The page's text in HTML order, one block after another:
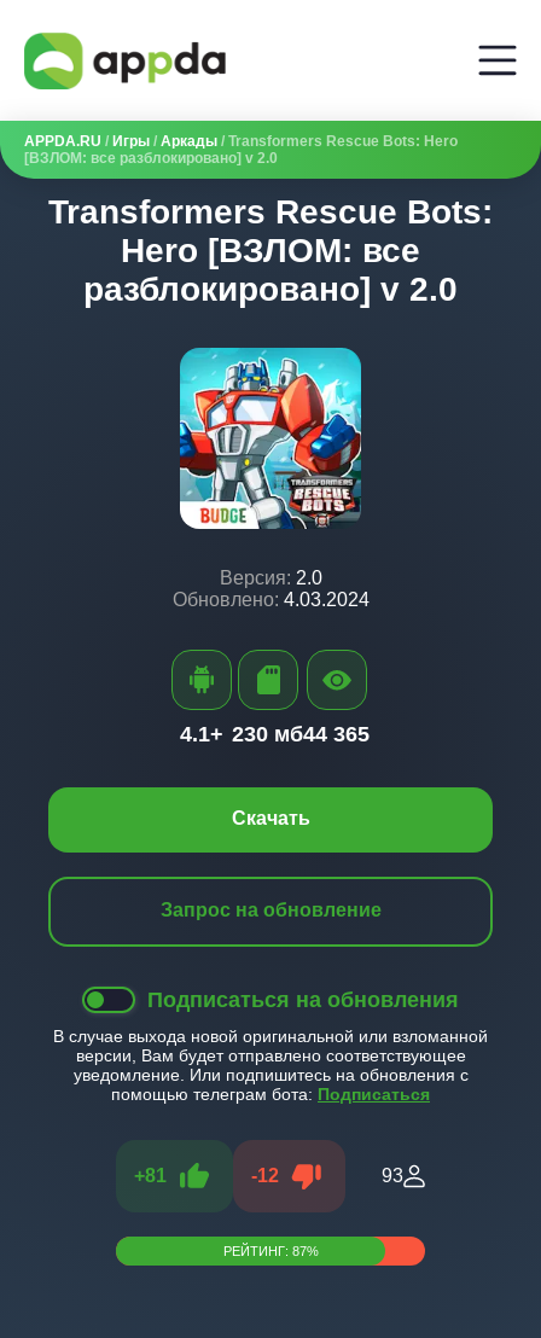
APPDA.RU / Игры / Аркады / Transformers Rescue Bots: Hero
[ВЗЛОМ: все разблокировано] v 2.0
Transformers Rescue Bots:
Hero [ВЗЛОМ: все
разблокировано] v 2.0
Версия: 2.0
Обновлено: 4.03.2024
Скачать
Запрос на обновление
Подписаться на обновления
В случае выхода новой оригинальной или взломанной
версии, Вам будет отправлено соответствующее
уведомление. Или подпишитесь на обновления с
помощью телеграм бота: Подписаться
+81 -12 93
РЕЙТИНГ: 87%
4.1+ 230 мб44 365